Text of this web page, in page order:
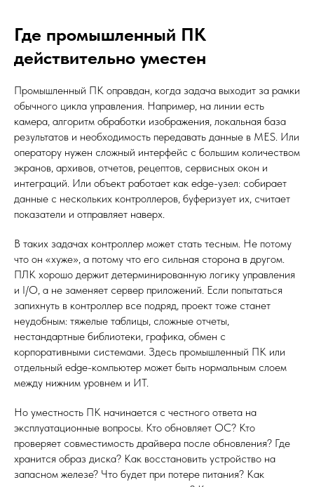
Где промышленный ПК
действительно уместен
Промышленный ПК оправдан, когда задача выходит за рамки
обычного цикла управления. Например, на линии есть
камера, алгоритм обработки изображения, локальная база
результатов и необходимость передавать данные в MES. Или
оператору нужен сложный интерфейс с большим количеством
экранов, архивов, отчетов, рецептов, сервисных окон и
интеграций. Или объект работает как edge-узел: собирает
данные с нескольких контроллеров, буферизует их, считает
показатели и отправляет наверх.
В таких задачах контроллер может стать тесным. Не потому
что он «хуже», а потому что его сильная сторона в другом.
ПЛК хорошо держит детерминированную логику управления
и I/O, а не заменяет сервер приложений. Если попытаться
запихнуть в контроллер все подряд, проект тоже станет
неудобным: тяжелые таблицы, сложные отчеты,
нестандартные библиотеки, графика, обмен с
корпоративными системами. Здесь промышленный ПК или
отдельный edge-компьютер может быть нормальным слоем
между нижним уровнем и ИТ.
Но уместность ПК начинается с честного ответа на
эксплуатационные вопросы. Кто обновляет ОС? Кто
проверяет совместимость драйвера после обновления? Где
хранится образ диска? Как восстановить устройство на
запасном железе? Что будет при потере питания? Как